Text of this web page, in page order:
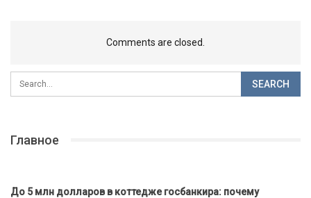
Comments are closed.
Главное
До 5 млн долларов в коттедже госбанкира: почему